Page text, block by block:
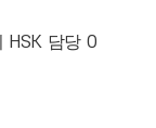
HSK 담당0